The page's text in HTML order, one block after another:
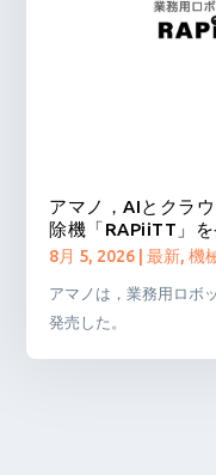
アマノ，AIとクラ
除機「RAPiiTT」
8月 5, 2026 |最新,機
アマノは，業務用ロボ
発売した。